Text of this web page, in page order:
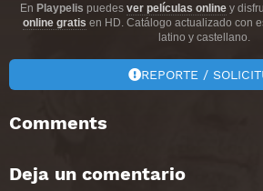
En Playpelis puedes ver películas onliney
online gratis en HD. Catálogo actualizado con
latino y castellano.
REPORTE /
Comments
Deja un comentario